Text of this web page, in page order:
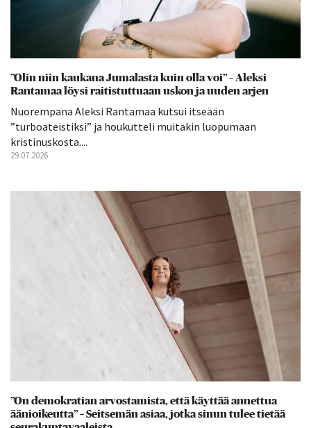
”Olin niin kaukana Jumalasta kuin olla voi” – Aleksi
Rantamaa löysi raitistuttuaan uskon ja uuden arjen
Nuorempana Aleksi Rantamaa kutsui itseään
”turboateistiksi” ja houkutteli muitakin luopumaan
kristinuskosta....
29.07.2026
”On demokratian arvostamista, että käyttää annettua
äänioikeutta” – Seitsemän asiaa, jotka sinun tulee tietää